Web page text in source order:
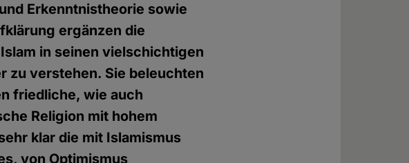
Erkenntnistheorie sowie
ergänzen die
in seinen vielschichtigen
zu verstehen. Sie beleuchten
friedliche, wie auch
Religion mit hohem
klar die mit Islamismus
von Optimismus